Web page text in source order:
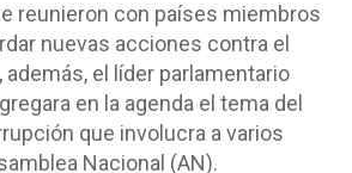
reunieron con países miembros
nuevas acciones contra el
el líder parlamentario
en la agenda el tema del
que involucra a varios
Nacional (AN).